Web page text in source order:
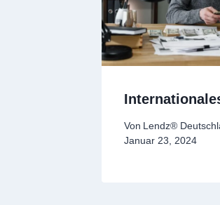
Von Lendz®
Januar 23, 2024